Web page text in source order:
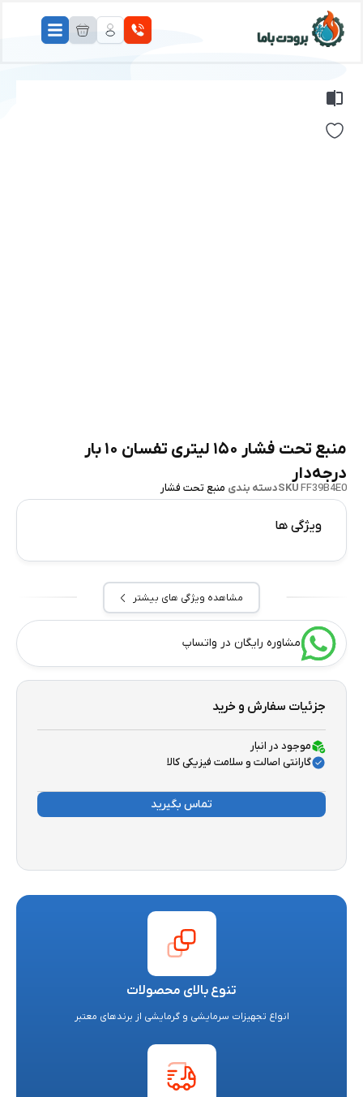
منبع تحت فشار ۱۵۰ لیتری تفسان ۱۰ بار
درجه‌دار
SKUFF39B4E0 دسته بندی منبع تحت فشار
ویژگی ها
مشاهده ویژگی های بیشتر
مشاوره رایگان در واتساپ
جزئیات سفارش و خرید
موجود در انبار
گارانتی اصالت و سلامت فیزیکی کالا
تماس بگیرید
تنوع بالای محصولات
انواع تجهیزات سرمایشی و گرمایشی از برندهای معتبر